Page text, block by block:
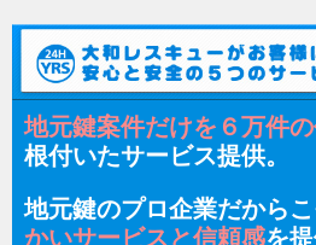
地元鍵案件だけを６万件
根付いたサービス提供。
地元鍵のプロ企業だからこ
かいサービスと信頼感を